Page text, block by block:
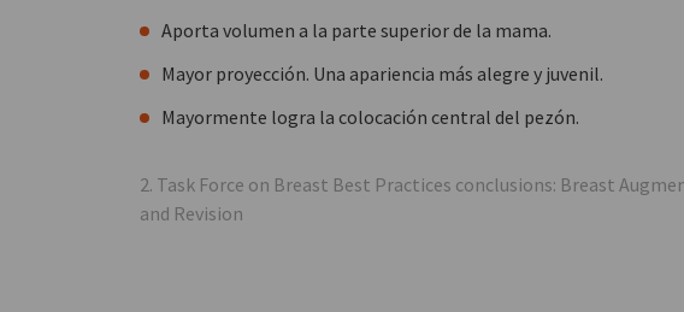
Aporta volumen a la parte superior de la mama.
Mayor proyección. Una apariencia más alegre y juvenil.
Mayormente logra la colocación central del pezón.
2. Task Force on Breast Best Practices conclusions: Breast
and Revision